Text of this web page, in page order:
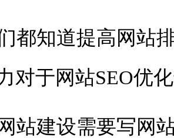
都知道提高网站
对于网站SEO优
站建设需要写网